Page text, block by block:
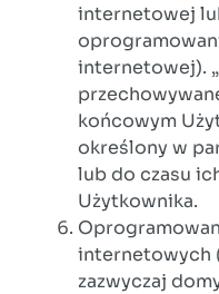
internetowej
internetowej).
końcowym
określony w
lub do czasu
Użytkownika.
internetowych
zazwyczaj